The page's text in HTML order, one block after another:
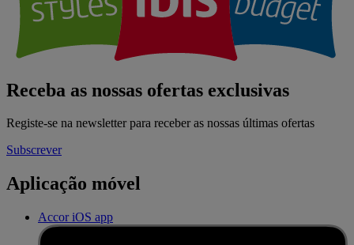
Receba as nossas ofertas exclusivas
Registe-se na newsletter para receber as nossas últimas ofertas
Subscrever
Aplicação móvel
Accor iOS app